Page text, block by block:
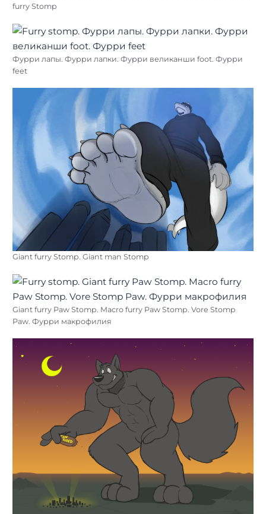
furry Stomp
Фурри лапы. Фурри лапки. Фурри великанши foot. Фурри
feet
Giant furry Stomp. Giant man Stomp
Giant furry Paw Stomp. Macro furry Paw Stomp. Vore Stomp
Paw. Фурри макрофилия